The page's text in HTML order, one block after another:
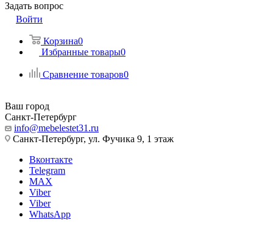
Задать вопрос
Войти
Корзина0
Избранные товары0
Сравнение товаров0
Ваш город
Санкт-Петербург
info@mebelestet31.ru
Санкт-Петербург, ул. Фучика 9, 1 этаж
Вконтакте
Telegram
MAX
Viber
Viber
WhatsApp